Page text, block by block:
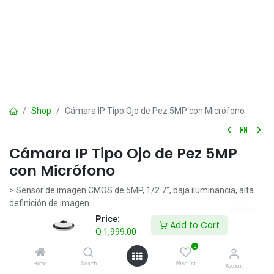
Price:
Q 1,999.00
Add to Cart
Home Search
0
Wishlist Account
Shop Cámara IP Tipo Ojo de Pez 5MP con Micrófono
Cámara IP Tipo Ojo de Pez 5MP
con Micrófono
> Sensor de imagen CMOS de 5MP, 1/2.7”, baja iluminancia, alta
definición de imagen
> Salidas máx. 5 MP (2592 × 1944) a 25/30 fps
> Códec H.265, alta tasa de compresión, tasa de bits ultrabaja
> Iluminador IR eficiente incorporado y el máx. distancia de
iluminación: 10 m
> ROI, SMART H.264+/H.265+, codificación flexible, aplicable a